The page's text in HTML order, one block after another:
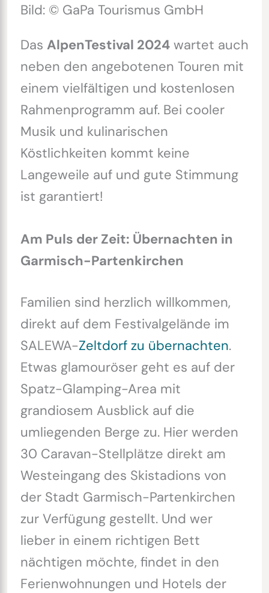
Bild: © GaPa Tourismus GmbH
Das AlpenTestival 2024wartet auch
neben den angebotenen Touren mit
einem vielfältigen und kostenlosen
Rahmenprogramm auf. Bei cooler
Musik und kulinarischen
Köstlichkeiten kommt keine
Langeweile auf und gute Stimmung
ist garantiert!
Am Puls der Zeit: Übernachten in
Garmisch-Partenkirchen
Familien sind herzlich willkommen,
direkt auf dem Festivalgelände im
SALEWA-Zeltdorf zu übernachten.
Etwas glamouröser geht es auf der
Spatz-Glamping-Area mit
grandiosem Ausblick auf die
umliegenden Berge zu. Hier werden
30 Caravan-Stellplätze direkt am
Westeingang des Skistadions von
der Stadt Garmisch-Partenkirchen
zur Verfügung gestellt. Und wer
lieber in einem richtigen Bett
nächtigen möchte, findet in den
Ferienwohnungen und Hotels der